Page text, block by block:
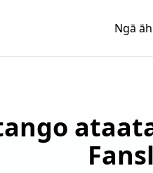
Ngā